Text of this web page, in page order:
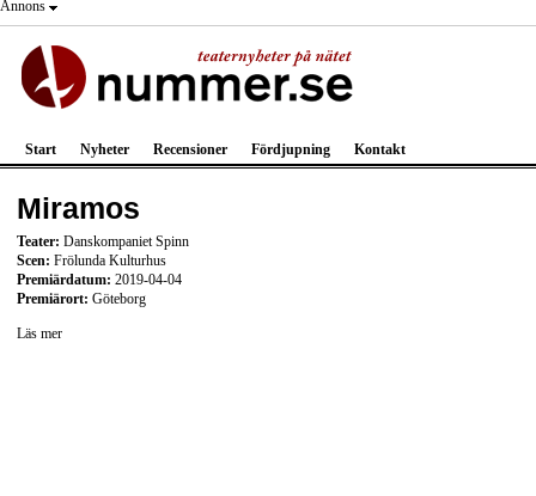
Annons
Start Nyheter Recensioner Fördjupning Kontakt
Miramos
Teater: Danskompaniet Spinn
Scen: Frölunda Kulturhus
Premiärdatum: 2019-04-04
Premiärort: Göteborg
Läs mer